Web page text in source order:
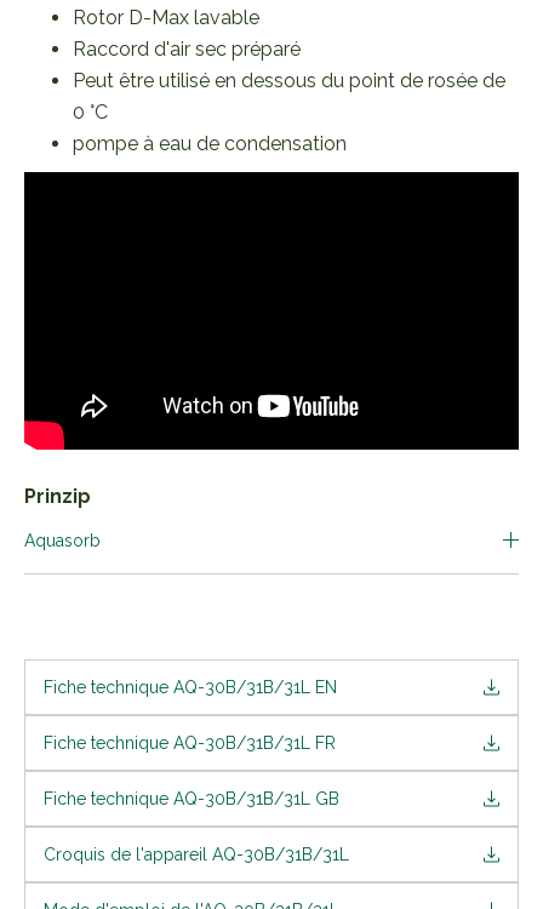
Rotor D-Max lavable
Raccord d'air sec préparé
Peut être utilisé en dessous du point de rosée de
0 °C
pompe à eau de condensation
Prinzip
Aquasorb
Fiche technique AQ-30B/31B/31L EN
Fiche technique AQ-30B/31B/31L FR
Fiche technique AQ-30B/31B/31L GB
Croquis de l'appareil AQ-30B/31B/31L